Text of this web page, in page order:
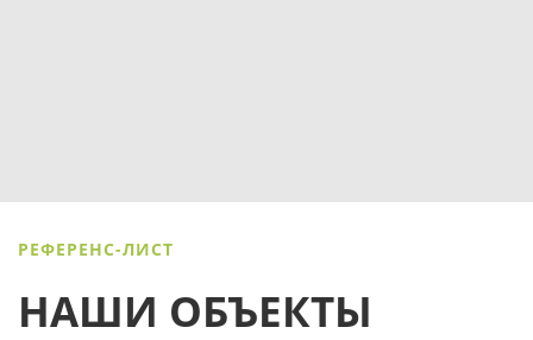
РЕФЕРЕНС-ЛИСТ
НАШИ ОБЪЕКТЫ